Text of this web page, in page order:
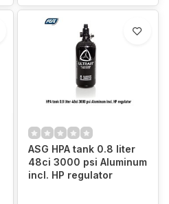
ASG HPA tank 0.8 liter
48ci 3000 psi Aluminum
incl. HP regulator